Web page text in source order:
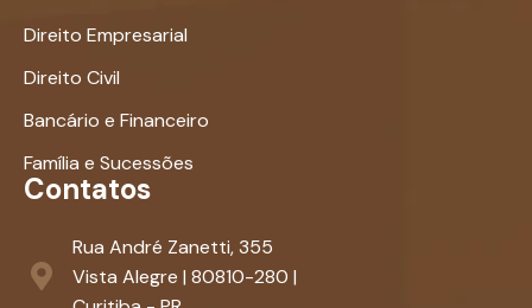
Direito Empresarial
Direito Civil
Bancário e Financeiro
Família e Sucessões
Contatos
Rua André Zanetti, 355
Vista Alegre | 80810-280 |